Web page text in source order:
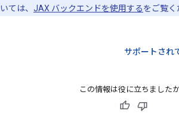
いては、 JAX バックエンドを使用するをご覧く
サポートされ
この情報は役に立ちました